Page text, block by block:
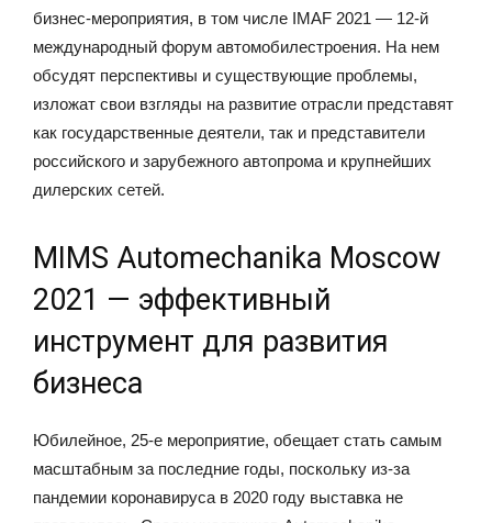
бизнес-мероприятия, в том числе IMAF 2021 — 12-й
международный форум автомобилестроения. На нем
обсудят перспективы и существующие проблемы,
изложат свои взгляды на развитие отрасли представят
как государственные деятели, так и представители
российского и зарубежного автопрома и крупнейших
дилерских сетей.
MIMS Automechanika Moscow
2021 — эффективный
инструмент для развития
бизнеса
Юбилейное, 25-е мероприятие, обещает стать самым
масштабным за последние годы, поскольку из-за
пандемии коронавируса в 2020 году выставка не